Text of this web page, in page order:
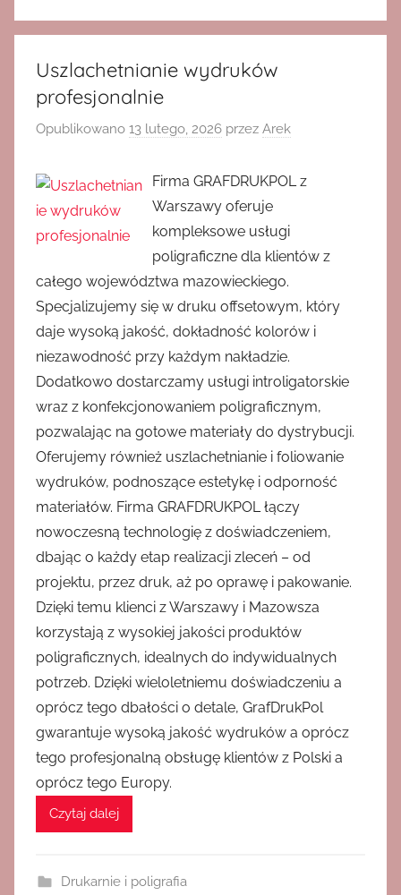
Uszlachetnianie wydruków
profesjonalnie
Opublikowano 13 lutego, 2026 przez Arek
Firma GRAFDRUKPOL z
Warszawy oferuje
kompleksowe usługi
poligraficzne dla klientów z
całego województwa mazowieckiego.
Specjalizujemy się w druku offsetowym, który
daje wysoką jakość, dokładność kolorów i
niezawodność przy każdym nakładzie.
Dodatkowo dostarczamy usługi introligatorskie
wraz z konfekcjonowaniem poligraficznym,
pozwalając na gotowe materiały do dystrybucji.
Oferujemy również uszlachetnianie i foliowanie
wydruków, podnoszące estetykę i odporność
materiałów. Firma GRAFDRUKPOL łączy
nowoczesną technologię z doświadczeniem,
dbając o każdy etap realizacji zleceń – od
projektu, przez druk, aż po oprawę i pakowanie.
Dzięki temu klienci z Warszawy i Mazowsza
korzystają z wysokiej jakości produktów
poligraficznych, idealnych do indywidualnych
potrzeb. Dzięki wieloletniemu doświadczeniu a
oprócz tego dbałości o detale, GrafDrukPol
gwarantuje wysoką jakość wydruków a oprócz
tego profesjonalną obsługę klientów z Polski a
oprócz tego Europy.
Czytaj dalej
Drukarnie i poligrafia